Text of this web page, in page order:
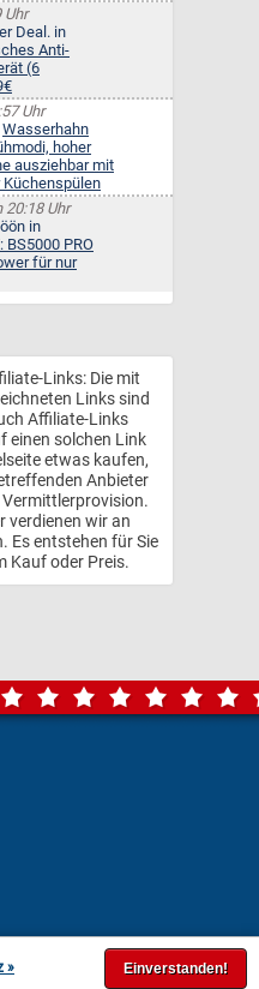
Uhr
Deal. in
Anti-
(6
Uhr
Wasserhahn
hoher
ausziehbar mit
Uhr
in
BS5000 PRO
für nur
Links: Die mit
Links sind
Affiliate-Links
einen solchen Link
etwas kaufen,
Anbieter
Vermittlerprovision.
verdienen wir an
Es entstehen für Sie
Kauf oder Preis.
»